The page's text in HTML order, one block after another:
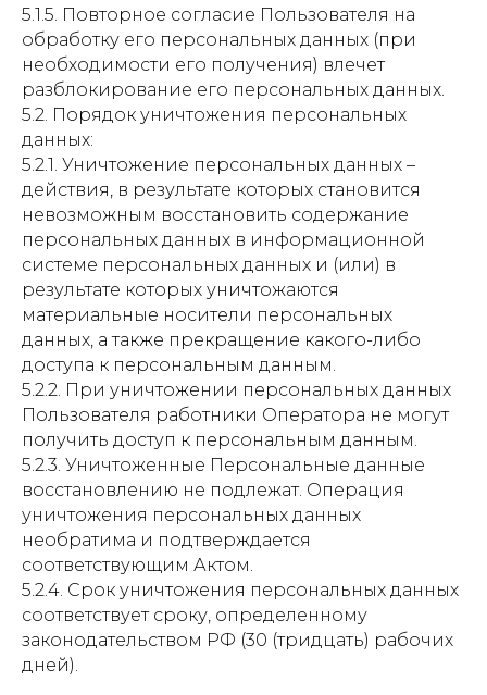
5.1.5. Повторное согласие Пользователя на
обработку его персональных данных (при
необходимости его получения) влечет
разблокирование его персональных данных.
5.2. Порядок уничтожения персональных
данных:
5.2.1. Уничтожение персональных данных –
действия, в результате которых становится
невозможным восстановить содержание
персональных данных в информационной
системе персональных данных и (или) в
результате которых уничтожаются
материальные носители персональных
данных, а также прекращение какого-либо
доступа к персональным данным.
5.2.2. При уничтожении персональных данных
Пользователя работники Оператора не могут
получить доступ к персональным данным.
5.2.3. Уничтоженные Персональные данные
восстановлению не подлежат. Операция
уничтожения персональных данных
необратима и подтверждается
соответствующим Актом.
5.2.4. Срок уничтожения персональных данных
соответствует сроку, определенному
законодательством РФ (30 (тридцать) рабочих
дней).